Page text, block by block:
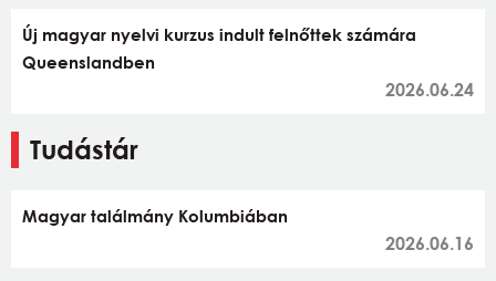
Új magyar nyelvi kurzus indult felnőttek számára
Queenslandben
2026.06.24
Tudástár
Magyar találmány Kolumbiában
2026.06.16